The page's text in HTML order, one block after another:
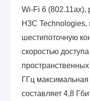
Wi-Fi 6 (802.11ax),
H3C Technologies,
шестипоточную
скоростью
ГГц максимальная
составляет 4,8